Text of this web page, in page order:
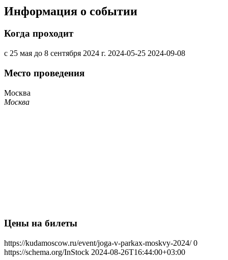
Информация о событии
Когда проходит
с 25 мая до 8 сентября 2024 г. 2024-05-25 2024-09-08
Место проведения
Москва
Москва
Цены на билеты
https://kudamoscow.ru/event/joga-v-parkax-moskvy-2024/ 0
https://schema.org/InStock 2024-08-26T16:44:00+03:00